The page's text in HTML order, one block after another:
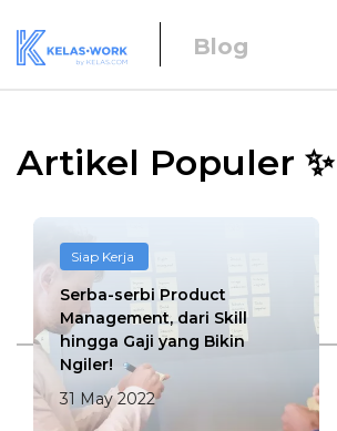
Blog
Artikel Populer ✨
Siap Kerja
Serba-serbi Product
Management, dari Skill
hingga Gaji yang Bikin
Ngiler!
31 May 2022